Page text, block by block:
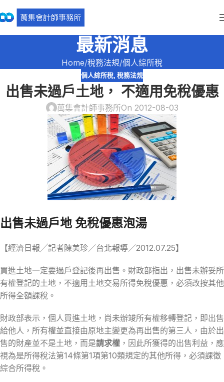
最新消息
Home 稅務法規 個人綜所稅
個人綜所稅, 稅務法規
出售未過戶土地， 不適用免稅優惠
萬集會計師事務所On 2012-08-03
出售未過戶地 免稅優惠泡湯
【經濟日報╱記者陳美珍／台北報導／2012.07.25】
買進土地一定要過戶登記後再出售。財政部指出，出售未辦妥所
有權登記的土地，不適用土地交易所得免稅優惠，必須改按其他
所得全額課稅。
財政部表示，個人買進土地，尚未辦竣所有權移轉登記，即出售
給他人，所有權並直接由原地主變更為再出售的第三人，由於出
售的財產並不是土地，而是請求權 ，因此所獲得的出售利益，應
視為是所得稅法第14條第1項第10類規定的其他所得，必須課徵
綜合所得稅。